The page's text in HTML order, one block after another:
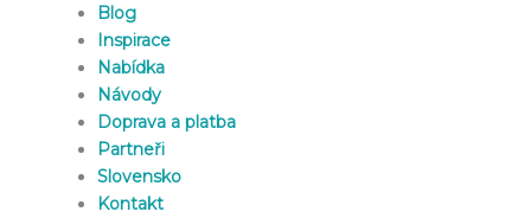
Blog
Inspirace
Nabídka
Návody
Doprava a platba
Partneři
Slovensko
Kontakt